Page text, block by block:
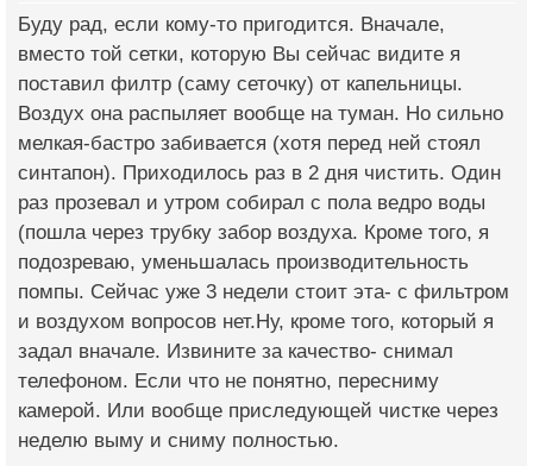
Буду рад, если кому-то пригодится. Вначале,
вместо той сетки, которую Вы сейчас видите я
поставил филтр (саму сеточку) от капельницы.
Воздух она распыляет вообще на туман. Но сильно
мелкая-бастро забивается (хотя перед ней стоял
синтапон). Приходилось раз в 2 дня чистить. Один
раз прозевал и утром собирал с пола ведро воды
(пошла через трубку забор воздуха. Кроме того, я
подозреваю, уменьшалась производительность
помпы. Сейчас уже 3 недели стоит эта- с фильтром
и воздухом вопросов нет.Ну, кроме того, который я
задал вначале. Извините за качество- снимал
телефоном. Если что не понятно, пересниму
камерой. Или вообще приследующей чистке через
неделю выму и сниму полностью.